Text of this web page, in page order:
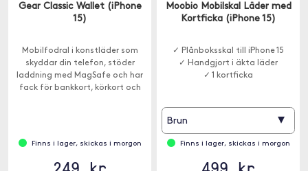
Gear Classic Wallet (iPhone
15)
Mobilfodral i konstläder som
skyddar din telefon, stöder
laddning med MagSafe och har
fack för bankkort, körkort och
Finns i lager, skickas i morgon
Moobio Mobilskal Läder med
Kortficka (iPhone 15)
✓ Plånboksskal till iPhone 15
✓ Handgjort i äkta läder
✓ 1 kortficka
Brun ▾
Finns i lager, skickas i morgon